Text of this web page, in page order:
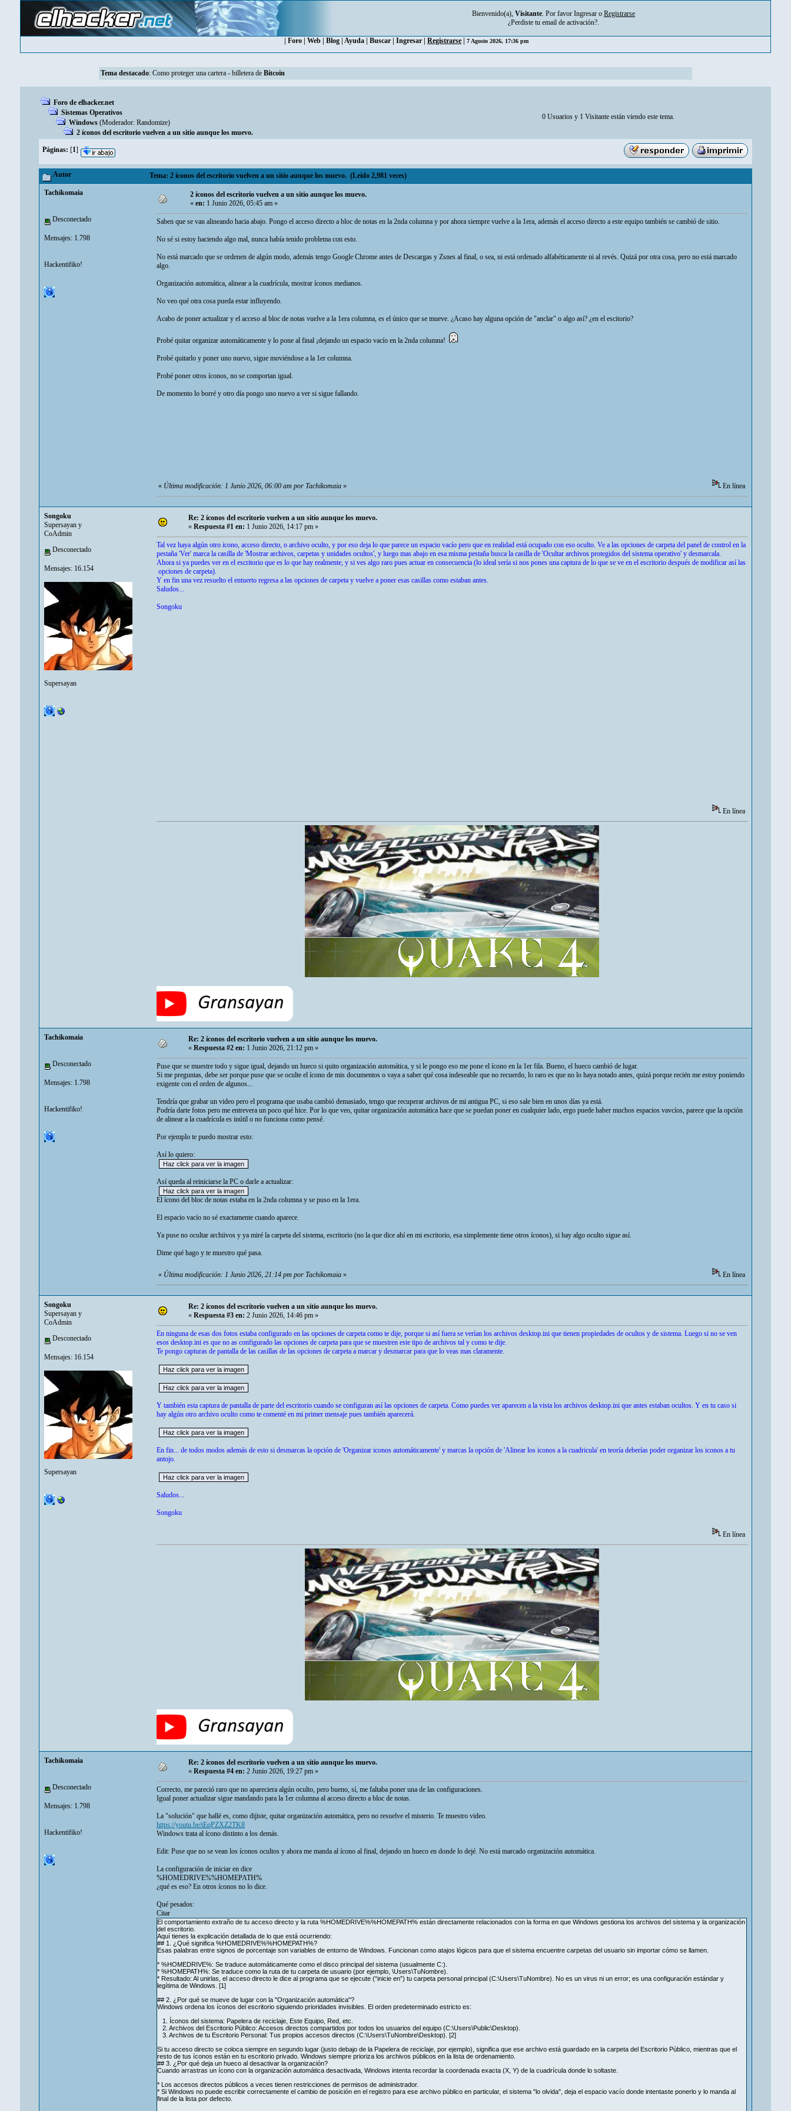
Bienvenido(a), Visitante. Por favor Ingresar o Registrarse
¿Perdiste tu email de activación?.
Foro Web Blog Ayuda Buscar Ingresar Registrarse 7 Agosto 2026, 17:36 pm
Tema destacado: Como proteger una cartera - billetera de Bitcoin
Foro de elhacker.net
Sistemas Operativos
Windows (Moderador: Randomize)
2 íconos del escritorio vuelven a un sitio aunque los muevo.
0 Usuarios y 1 Visitante están viendo este tema.
Páginas: [1]
Autor Tema: 2 íconos del escritorio vuelven a un sitio aunque los muevo. (Leído 2,981 veces)
Tachikomaia
Desconectado
Mensajes: 1.798
Hackentifiko!
2 íconos del escritorio vuelven a un sitio aunque los muevo.
«en:1 Junio 2026, 05:45 am »
Saben que se van alineando hacia abajo. Pongo el acceso directo a bloc de notas en la 2nda columna y por ahora siempre vuelve a la 1era, además el acceso directo a este equipo también se cambió de sitio.
No sé si estoy haciendo algo mal, nunca había tenido problema con esto.
No está marcado que se ordenen de algún modo, además tengo Google Chrome antes de Descargas y Zsnes al final, o sea, ni está ordenado alfabéticamente ni al revés. Quizá por otra cosa, pero no está marcado
algo.
Organización automática, alinear a la cuadrícula, mostrar íconos medianos.
No veo qué otra cosa pueda estar influyendo.
Acabo de poner actualizar y el acceso al bloc de notas vuelve a la 1era columna, es el único que se mueve. ¿Acaso hay alguna opción de "anclar" o algo así? ¿en el escitorio?
Probé quitar organizar automáticamente y lo pone al final ¡dejando un espacio vacío en la 2nda columna!
Probé quitarlo y poner uno nuevo, sigue moviéndose a la 1er columna.
Probé poner otros íconos, no se comportan igual.
De momento lo borré y otro día pongo uno nuevo a ver si sigue fallando.
«Última modificación: 1 Junio 2026, 06:00 am por Tachikomaia» En línea
Songoku
Supersayan y
CoAdmin
Desconectado
Mensajes: 16.154
Supersayan
Re: 2 íconos del escritorio vuelven a un sitio aunque los muevo.
« Respuesta #1 en: 1 Junio 2026, 14:17 pm »
Tal vez haya algún otro icono, acceso directo, o archivo oculto, y por eso deja lo que parece un espacio vacío pero que en realidad está ocupado con eso oculto. Ve a las opciones de carpeta del panel de control en la
pestaña 'Ver' marca la casilla de 'Mostrar archivos, carpetas y unidades ocultos', y luego mas abajo en esa misma pestaña busca la casilla de 'Ocultar archivos protegidos del sistema operativo' y desmarcala.
Ahora si ya puedes ver en el escritorio que es lo que hay realmente, y si ves algo raro pues actuar en consecuencia (lo ideal sería si nos pones una captura de lo que se ve en el escritorio después de modificar así las
opciones de carpeta).
Y en fin una vez resuelto el entuerto regresa a las opciones de carpeta y vuelve a poner esas casillas como estaban antes.
Saludos...
Songoku
En línea
Tachikomaia
Desconectado
Mensajes: 1.798
Hackentifiko!
Re: 2 íconos del escritorio vuelven a un sitio aunque los muevo.
«Respuesta #2 en:1 Junio 2026, 21:12 pm »
Puse que se muestre todo y sigue igual, dejando un hueco si quito organización automática, y si le pongo eso me pone el ícono en la 1er fila. Bueno, el hueco cambió de lugar.
Si me preguntas, debe ser porque puse que se oculte el ícono de mis documentos o vaya a saber qué cosa indeseable que no recuerdo, lo raro es que no lo haya notado antes, quizá porque recién me estoy poniendo
exigente con el orden de algunos...
Tendría que grabar un video pero el programa que usaba cambió demasiado, tengo que recuperar archivos de mi antigua PC, si eso sale bien en unos días ya está.
Podría darte fotos pero me entrevera un poco qué hice. Por lo que veo, quitar organización automática hace que se puedan poner en cualquier lado, ergo puede haber muchos espacios vavcíos, parece que la opción
de alinear a la cuadrícula es inútil o no funciona como pensé.
Por ejemplo te puedo mostrar esto:
Así lo quiero:
Así queda al reiniciarse la PC o darle a actualizar:
El ícono del bloc de notas estaba en la 2nda columna y se puso en la 1era.
El espacio vacío no sé exactamente cuando aparece.
Ya puse no ocultar archiivos y ya miré la carpeta del sistema, escritorio (no la que dice ahí en mi escritorio, esa simplemente tiene otros íconos), si hay algo oculto sigue así.
Dime qué hago y te muestro qué pasa.
«Última modificación: 1 Junio 2026, 21:14 pm por Tachikomaia» En línea
Songoku
Supersayan y
CoAdmin
Desconectado
Mensajes: 16.154
Supersayan
Re: 2 íconos del escritorio vuelven a un sitio aunque los muevo.
« Respuesta #3 en: 2 Junio 2026, 14:46 pm »
En ninguna de esas dos fotos estaba configurado en las opciones de carpeta como te dije, porque si así fuera se verían los archivos desktop.ini que tienen propiedades de ocultos y de sistema. Luego si no se ven
esos desktop.ini es que no as configurado las opciones de carpeta para que se muestren este tipo de archivos tal y como te dije.
Te pongo capturas de pantalla de las casillas de las opciones de carpeta a marcar y desmarcar para que lo veas mas claramente.
Y también esta captura de pantalla de parte del escritorio cuando se configuran así las opciones de carpeta. Como puedes ver aparecen a la vista los archivos desktop.ini que antes estaban ocultos. Y en tu caso si
hay algún otro archivo oculto como te comenté en mi primer mensaje pues también aparecerá.
En fin... de todos modos además de esto si desmarcas la opción de 'Organizar iconos automáticamente' y marcas la opción de 'Alinear los iconos a la cuadricula' en teoría deberías poder organizar los iconos a tu
antojo.
Saludos...
Songoku
En línea
Tachikomaia
Desconectado
Mensajes: 1.798
Hackentifiko!
Re: 2 íconos del escritorio vuelven a un sitio aunque los muevo.
«Respuesta #4 en:2 Junio 2026, 19:27 pm »
Correcto, me pareció raro que no apareciera algún oculto, pero bueno, sí, me faltaba poner una de las configuraciones.
Igual poner actualizar sigue mandando para la 1er columna al acceso directo a bloc de notas.
La "solución" que hallé es, como dijiste, quitar organización automática, pero no resuelve el misterio. Te muestro video.
https://youtu.be/tEqPZXZ2TK8
Windows trata al ícono distinto a los demás.
Edit: Puse que no se vean los íconos ocultos y ahora me manda al ícono al final, dejando un hueco en donde lo dejé. No está marcado organización automática.
La configuración de iniciar en dice
%HOMEDRIVE%%HOMEPATH%
¿qué es eso? En otros íconos no lo dice.
Qué pesados:
Citar
El comportamiento extraño de tu acceso directo y la ruta %HOMEDRIVE%%HOMEPATH% están directamente relacionados con la forma en que Windows gestiona los archivos del sistema y la organización
del escritorio.
Aquí tienes la explicación detallada de lo que está ocurriendo:
## 1. ¿Qué significa %HOMEDRIVE%%HOMEPATH%?
Esas palabras entre signos de porcentaje son variables de entorno de Windows. Funcionan como atajos lógicos para que el sistema encuentre carpetas del usuario sin importar cómo se llamen.
* %HOMEDRIVE%: Se traduce automáticamente como el disco principal del sistema (usualmente C:).
* %HOMEPATH%: Se traduce como la ruta de tu carpeta de usuario (por ejemplo, \Users\TuNombre).
* Resultado: Al unirlas, el acceso directo le dice al programa que se ejecute (“inicie en”) tu carpeta personal principal (C:\Users\TuNombre). No es un virus ni un error; es una configuración estándar y
legítima de Windows. [1]
## 2. ¿Por qué se mueve de lugar con la "Organización automática"?
Windows ordena los íconos del escritorio siguiendo prioridades invisibles. El orden predeterminado estricto es:
1. Íconos del sistema: Papelera de reciclaje, Este Equipo, Red, etc.
2. Archivos del Escritorio Público: Accesos directos compartidos por todos los usuarios del equipo (C:\Users\Public\Desktop).
3. Archivos de tu Escritorio Personal: Tus propios accesos directos (C:\Users\TuNombre\Desktop). [2]
Si tu acceso directo se coloca siempre en segundo lugar (justo debajo de la Papelera de reciclaje, por ejemplo), significa que ese archivo está guardado en la carpeta del Escritorio Público, mientras que el
resto de tus íconos están en tu escritorio privado. Windows siempre prioriza los archivos públicos en la lista de ordenamiento.
## 3. ¿Por qué deja un hueco al desactivar la organización?
Cuando arrastras un ícono con la organización automática desactivada, Windows intenta recordar la coordenada exacta (X, Y) de la cuadrícula donde lo soltaste.
* Los accesos directos públicos a veces tienen restricciones de permisos de administrador.
* Si Windows no puede escribir correctamente el cambio de posición en el registro para ese archivo público en particular, el sistema "lo olvida", deja el espacio vacío donde intentaste ponerlo y lo manda al
final de la lista por defecto.